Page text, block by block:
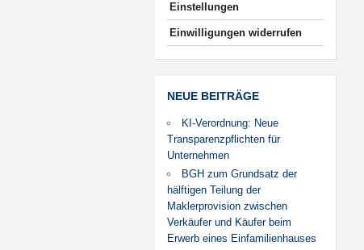
Einstellungen
Einwilligungen widerrufen
NEUE BEITRÄGE
KI-Verordnung: Neue
Transparenzpflichten für
Unternehmen
BGH zum Grundsatz der
hälftigen Teilung der
Maklerprovision zwischen
Verkäufer und Käufer beim
Erwerb eines Einfamilienhauses